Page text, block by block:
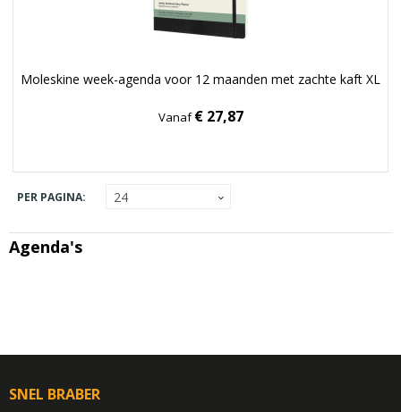
Moleskine week-agenda voor 12 maanden met zachte kaft XL
Vanaf€ 27,87
PER PAGINA:
Agenda's
SNEL BRABER